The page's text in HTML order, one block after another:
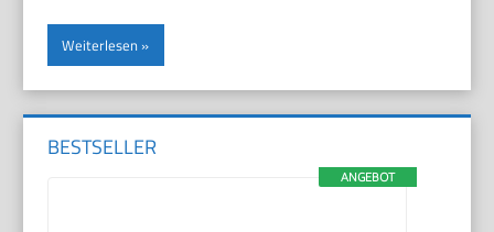
Weiterlesen
BESTSELLER
ANGEBOT